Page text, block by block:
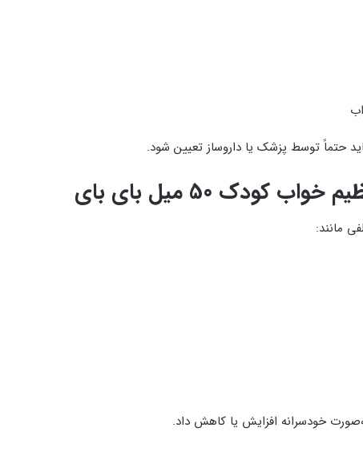
حتماً توسط پزشک یا داروساز تعیین شود.
50 میل بای بای
مانند:
خودسرانه افزایش یا کاهش داد.